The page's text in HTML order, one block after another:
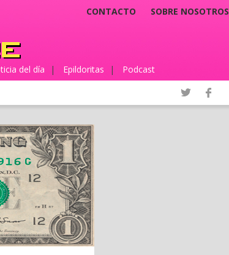
CONTACTO SOBRE NOSOTROS
del día | Epildoritas | Podcast